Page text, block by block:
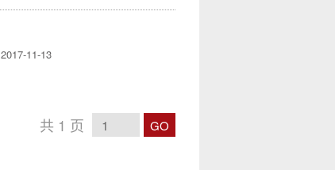
2017-11-13
共 1 页 GO